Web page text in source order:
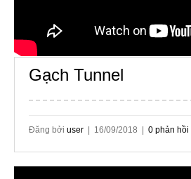
Gạch Tunnel
Đăng bởi user | 16/09/2018 | 0 phản hồi